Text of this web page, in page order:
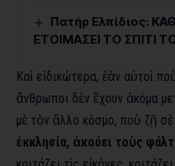
Πατήρ Ελπίδιος:
ΕΤΟΙΜΑΣΕΙ ΤΟ ΣΠΙΤΙ
Καὶ εἰδικώτερα, ἐὰν αὐτοὶ
ἄνθρωποι δὲν ἔχουν ἀκόμα
μὲ τὸν ἄλλο κόσμο, ποὺ ζῇ σὲ
ἐκκλησία, ἀκούει τοὺς